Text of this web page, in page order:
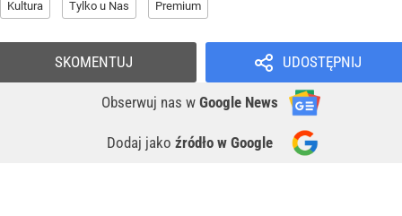
Kultura Tylko u Nas Premium
UDOSTĘPNIJ
Obserwuj nas w Google News
Dodaj jako źródło w Google
SKOMENTUJ